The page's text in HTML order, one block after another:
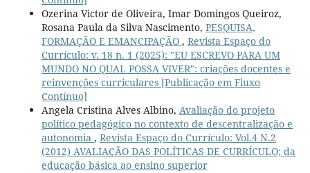
Ozerina Victor de Oliveira, Imar Domingos Queiroz,
Rosana Paula da Silva Nascimento, PESQUISA,
FORMAÇÃO E EMANCIPAÇÃO , Revista Espaço do
Currículo: v. 18 n. 1 (2025): "EU ESCREVO PARA UM
MUNDO NO QUAL POSSA VIVER": criações docentes e
reinvenções curriculares [Publicação em Fluxo
Contínuo]
Angela Cristina Alves Albino, Avaliação do projeto
político pedagógico no contexto de descentralização e
autonomia , Revista Espaço do Currículo: Vol.4 N.2
(2012) AVALIAÇÃO DAS POLÍTICAS DE CURRÍCULO; da
educação básica ao ensino superior